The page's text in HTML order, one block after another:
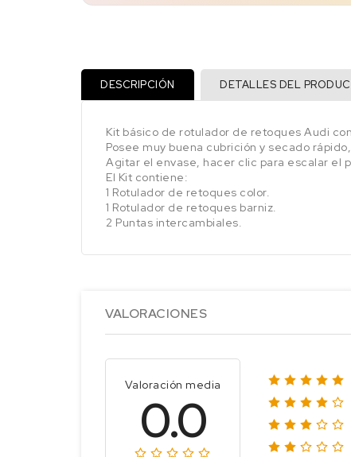
DESCRIPCIÓN DETALLES DEL
Kit básico de rotulador de retoques Audi
Posee muy buena cubrición y secado
Agitar el envase, hacer clic para escalar el
El Kit contiene:
1 Rotulador de retoques color.
1 Rotulador de retoques barniz.
2 Puntas intercambiales.
VALORACIONES
Valoración media
0.0